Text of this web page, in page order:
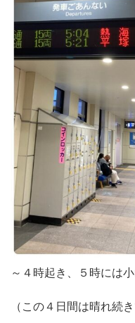
～４時起き、５時には
（この４日間は晴れ続